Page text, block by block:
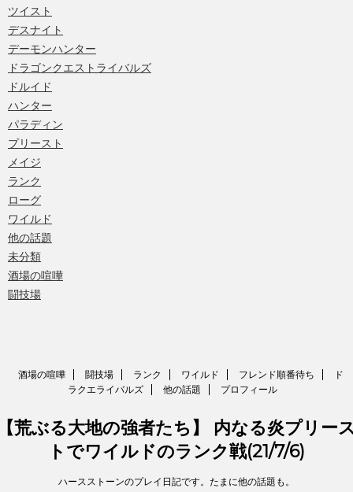
ツイスト
デスナイト
デーモンハンター
ドラゴンクエストライバルズ
ドルイド
ハンター
パラディン
プリースト
メイジ
ランク
ローグ
ワイルド
他の話題
未分類
酒場の喧嘩
闘技場
酒場の喧嘩 闘技場 ランク ワイルド フレンド順番待ち
ド
ラクエライバルズ
他の話題 プロフィール
荒ぶる大地の強者たち】 内なる炎プリー
トでワイルドのランク戦(21/7/6)
ハースストーンのプレイ日記です。たまに他の話題も。